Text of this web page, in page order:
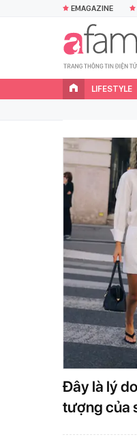
EMAGAZINE
LIFESTYLE
Đây là lý
tượng của